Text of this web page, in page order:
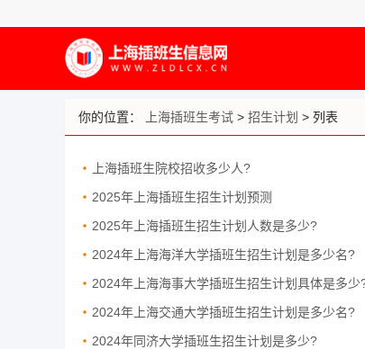
你的位置： 上海插班生考试 > 招生计划 > 列表
上海插班生院校招收多少人?
2025年上海插班生招生计划预测
2025年上海插班生招生计划人数是多少?
2024年上海海洋大学插班生招生计划是多少名?
2024年上海海事大学插班生招生计划具体是多少
2024年上海交通大学插班生招生计划是多少名?
2024年同济大学插班生招生计划是多少?